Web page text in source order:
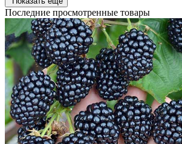
Последние просмотренные товары